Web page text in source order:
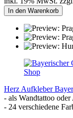
In den Warenkorb
Herz Aufkleber
- als Wandtattoo
- 24 verschiedene